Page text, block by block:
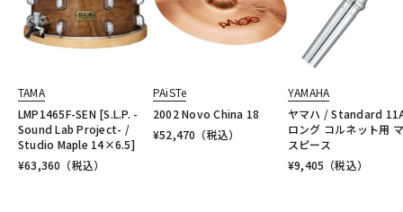
TAMA
LMP1465F-SEN [S.L.P. -
Sound Lab Project- /
Studio Maple 14×6.5]
¥63,360 （税込）
PAiSTe
2002 Novo China 18
¥52,470 （税込）
YAMAHA
ヤマハ / Standard
ロング コルネット用
スピース
¥9,405 （税込）